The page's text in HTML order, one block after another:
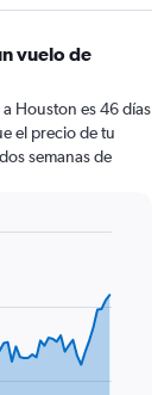
vuelo de
Houston es 46 días
el precio de tu
semanas de